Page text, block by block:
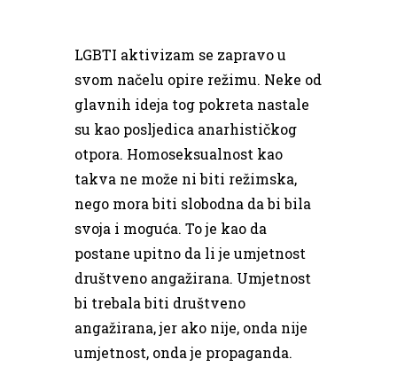
LGBTI aktivizam se zapravo u
svom načelu opire režimu. Neke od
glavnih ideja tog pokreta nastale
su kao posljedica anarhističkog
otpora. Homoseksualnost kao
takva ne može ni biti režimska,
nego mora biti slobodna da bi bila
svoja i moguća. To je kao da
postane upitno da li je umjetnost
društveno angažirana. Umjetnost
bi trebala biti društveno
angažirana, jer ako nije, onda nije
umjetnost, onda je propaganda.